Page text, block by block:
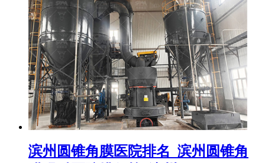
滨州圆锥角膜医院排名_滨州圆锥角